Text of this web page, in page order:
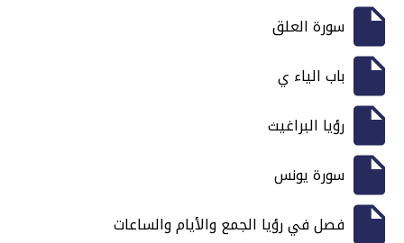
سورة العلق
باب الياء ي
رؤيا البراغيث
سورة يونس
فصل في رؤيا الجمع والأيام والساعات